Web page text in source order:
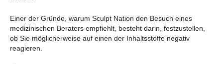
Einer der Gründe, warum Sculpt Nation den Besuch eines
medizinischen Beraters empfiehlt, besteht darin, festzustellen,
ob Sie möglicherweise auf einen der Inhaltsstoffe negativ
reagieren.